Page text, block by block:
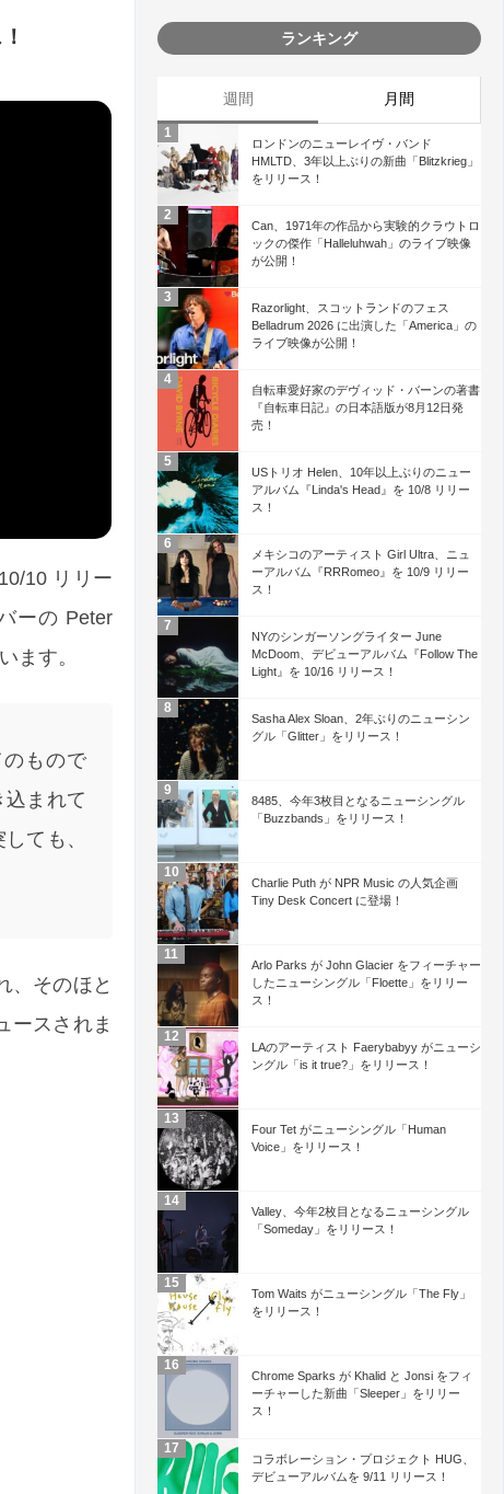
10 リリー
ーの Peter
ます。
もので
込まれて
ても、
、そのほと
ースされま
ランキング
週間 月間
ロンドンのニューレイヴ・バンド
HMLTD、3年以上ぶりの新曲「Blitzkrieg」
をリリース！
Can、1971年の作品から実験的クラウトロ
ックの傑作「Halleluhwah」のライブ映像
が公開！
Razorlight、スコットランドのフェス
Belladrum 2026 に出演した「America」の
ライブ映像が公開！
自転車愛好家のデヴィッド・バーンの著書
『自転車日記』の日本語版が8月12日発
売！
USトリオ Helen、10年以上ぶりのニュー
アルバム『Linda's Head』を 10/8 リリー
ス！
メキシコのアーティスト Girl Ultra、ニュ
ーアルバム『RRRomeo』を 10/9 リリー
ス！
NYのシンガーソングライター June
McDoom、デビューアルバム『Follow The
Light』を 10/16 リリース！
Sasha Alex Sloan、2年ぶりのニューシン
グル「Glitter」をリリース！
8485、今年3枚目となるニューシングル
「Buzzbands」をリリース！
Charlie Puth が NPR Music の人気企画
Tiny Desk Concert に登場！
Arlo Parks が John Glacier をフィーチャー
したニューシングル「Floette」をリリー
ス！
LAのアーティスト Faerybabyy がニューシ
ングル「is it true?」をリリース！
Four Tet がニューシングル「Human
Voice」をリリース！
Valley、今年2枚目となるニューシングル
「Someday」をリリース！
Tom Waits がニューシングル「The Fly」
をリリース！
Chrome Sparks が Khalid と Jonsi をフィ
ーチャーした新曲「Sleeper」をリリー
ス！
コラボレーション・プロジェクト HUG、
デビューアルバムを 9/11 リリース！